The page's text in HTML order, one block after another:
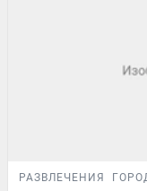
РАЗВЛЕЧЕНИЯ